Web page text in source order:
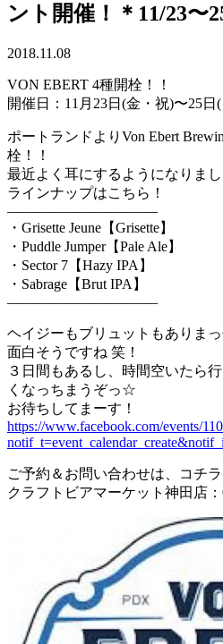
ント開催！＊11/23〜
2018.11.08
VON EBERT 4種開栓！！
開催日：11月23日(金・祝)〜25日
ポートランドよりVon Ebert
栓！！
最近よく耳にするようになりま
ラインナップはこちら！
——————————–
・Grisette Jeune【Grisette】
・Puddle Jumper【Pale Ale】
・Sector 7【Hazy IPA】
・Sabrage【Brut IPA】
——————————–
ヘイジーもブリュットもありま
面白そうですね 笑！
３日間もあるし、時間空いたら
くなっちまうぞっ☆
お待ちしてまーす！
https://www.facebook.com/events/
ご予約＆お問い合わせは、コチラ
クラフトビアマーケット神田店：